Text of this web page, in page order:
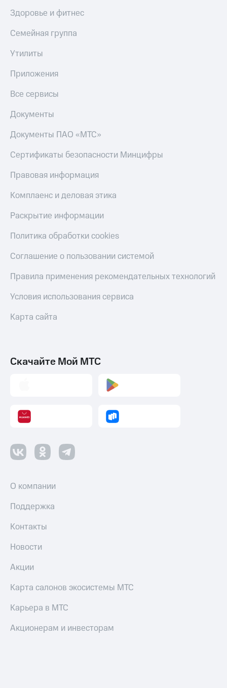
Здоровье и фитнес
Семейная группа
Утилиты
Приложения
Все сервисы
Документы
Документы ПАО «МТС»
Сертификаты безопасности Минцифры
Правовая информация
Комплаенс и деловая этика
Раскрытие информации
Политика обработки cookies
Соглашение о пользовании системой
Правила применения рекомендательных технологий
Условия использования сервиса
Карта сайта
Скачайте Мой МТС
О компании
Поддержка
Контакты
Новости
Акции
Карта салонов экосистемы МТС
Карьера в МТС
Акционерам и инвесторам